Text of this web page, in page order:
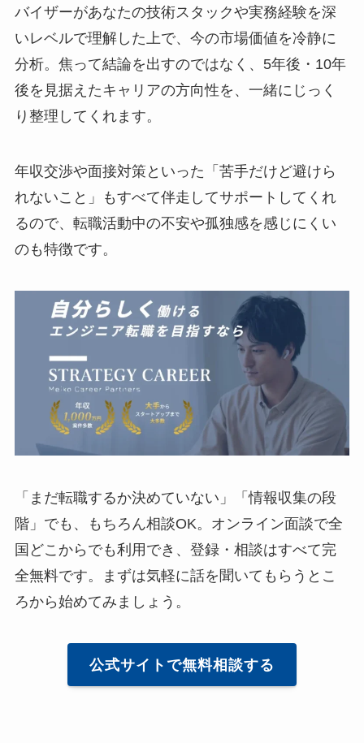
バイザーがあなたの技術スタックや実務経験を深
いレベルで理解した上で、今の市場価値を冷静に
分析。焦って結論を出すのではなく、5年後・10年
後を見据えたキャリアの方向性を、一緒にじっく
り整理してくれます。
年収交渉や面接対策といった「苦手だけど避けら
れないこと」もすべて伴走してサポートしてくれ
るので、転職活動中の不安や孤独感を感じにくい
のも特徴です。
「まだ転職するか決めていない」「情報収集の段
階」でも、もちろん相談OK。オンライン面談で全
国どこからでも利用でき、登録・相談はすべて完
全無料です。まずは気軽に話を聞いてもらうとこ
ろから始めてみましょう。
公式サイトで無料相談する